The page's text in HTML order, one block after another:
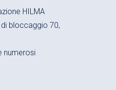
HILMA
bloccaggio 70,
numerosi